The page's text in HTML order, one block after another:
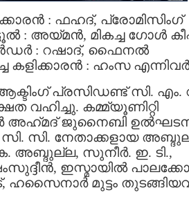
: ഫഹദ്, പ്രോമിസിംഗ്
: അയ്മന്‍, മികച്ച ഗോൾ
: റഷാദ്, ഫൈനൽ
കളിക്കാരന്‍ : ഹംസ
പ്രസിഡണ്ട് സി. എം.
വഹിച്ചു. കമ്മ്യൂണിറ്റി
അഹ്‌മദ്‌ ജുനൈബി
സി. നേതാക്കളായ
അബ്ദുല്ല, സുനീർ. ഇ. ടി.,
ഇസ്മായിൽ
ഹസൈനാർ മുട്ടം